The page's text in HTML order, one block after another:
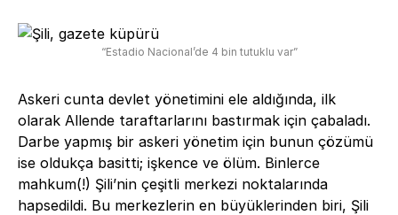
“Estadio Nacional’de 4 bin tutuklu var”
Askeri cunta devlet yönetimini ele aldığında, ilk
olarak Allende taraftarlarını bastırmak için çabaladı.
Darbe yapmış bir askeri yönetim için bunun çözümü
ise oldukça basitti; işkence ve ölüm. Binlerce
mahkum(!) Şili’nin çeşitli merkezi noktalarında
hapsedildi. Bu merkezlerin en büyüklerinden biri, Şili